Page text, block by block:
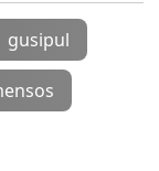
gusipul